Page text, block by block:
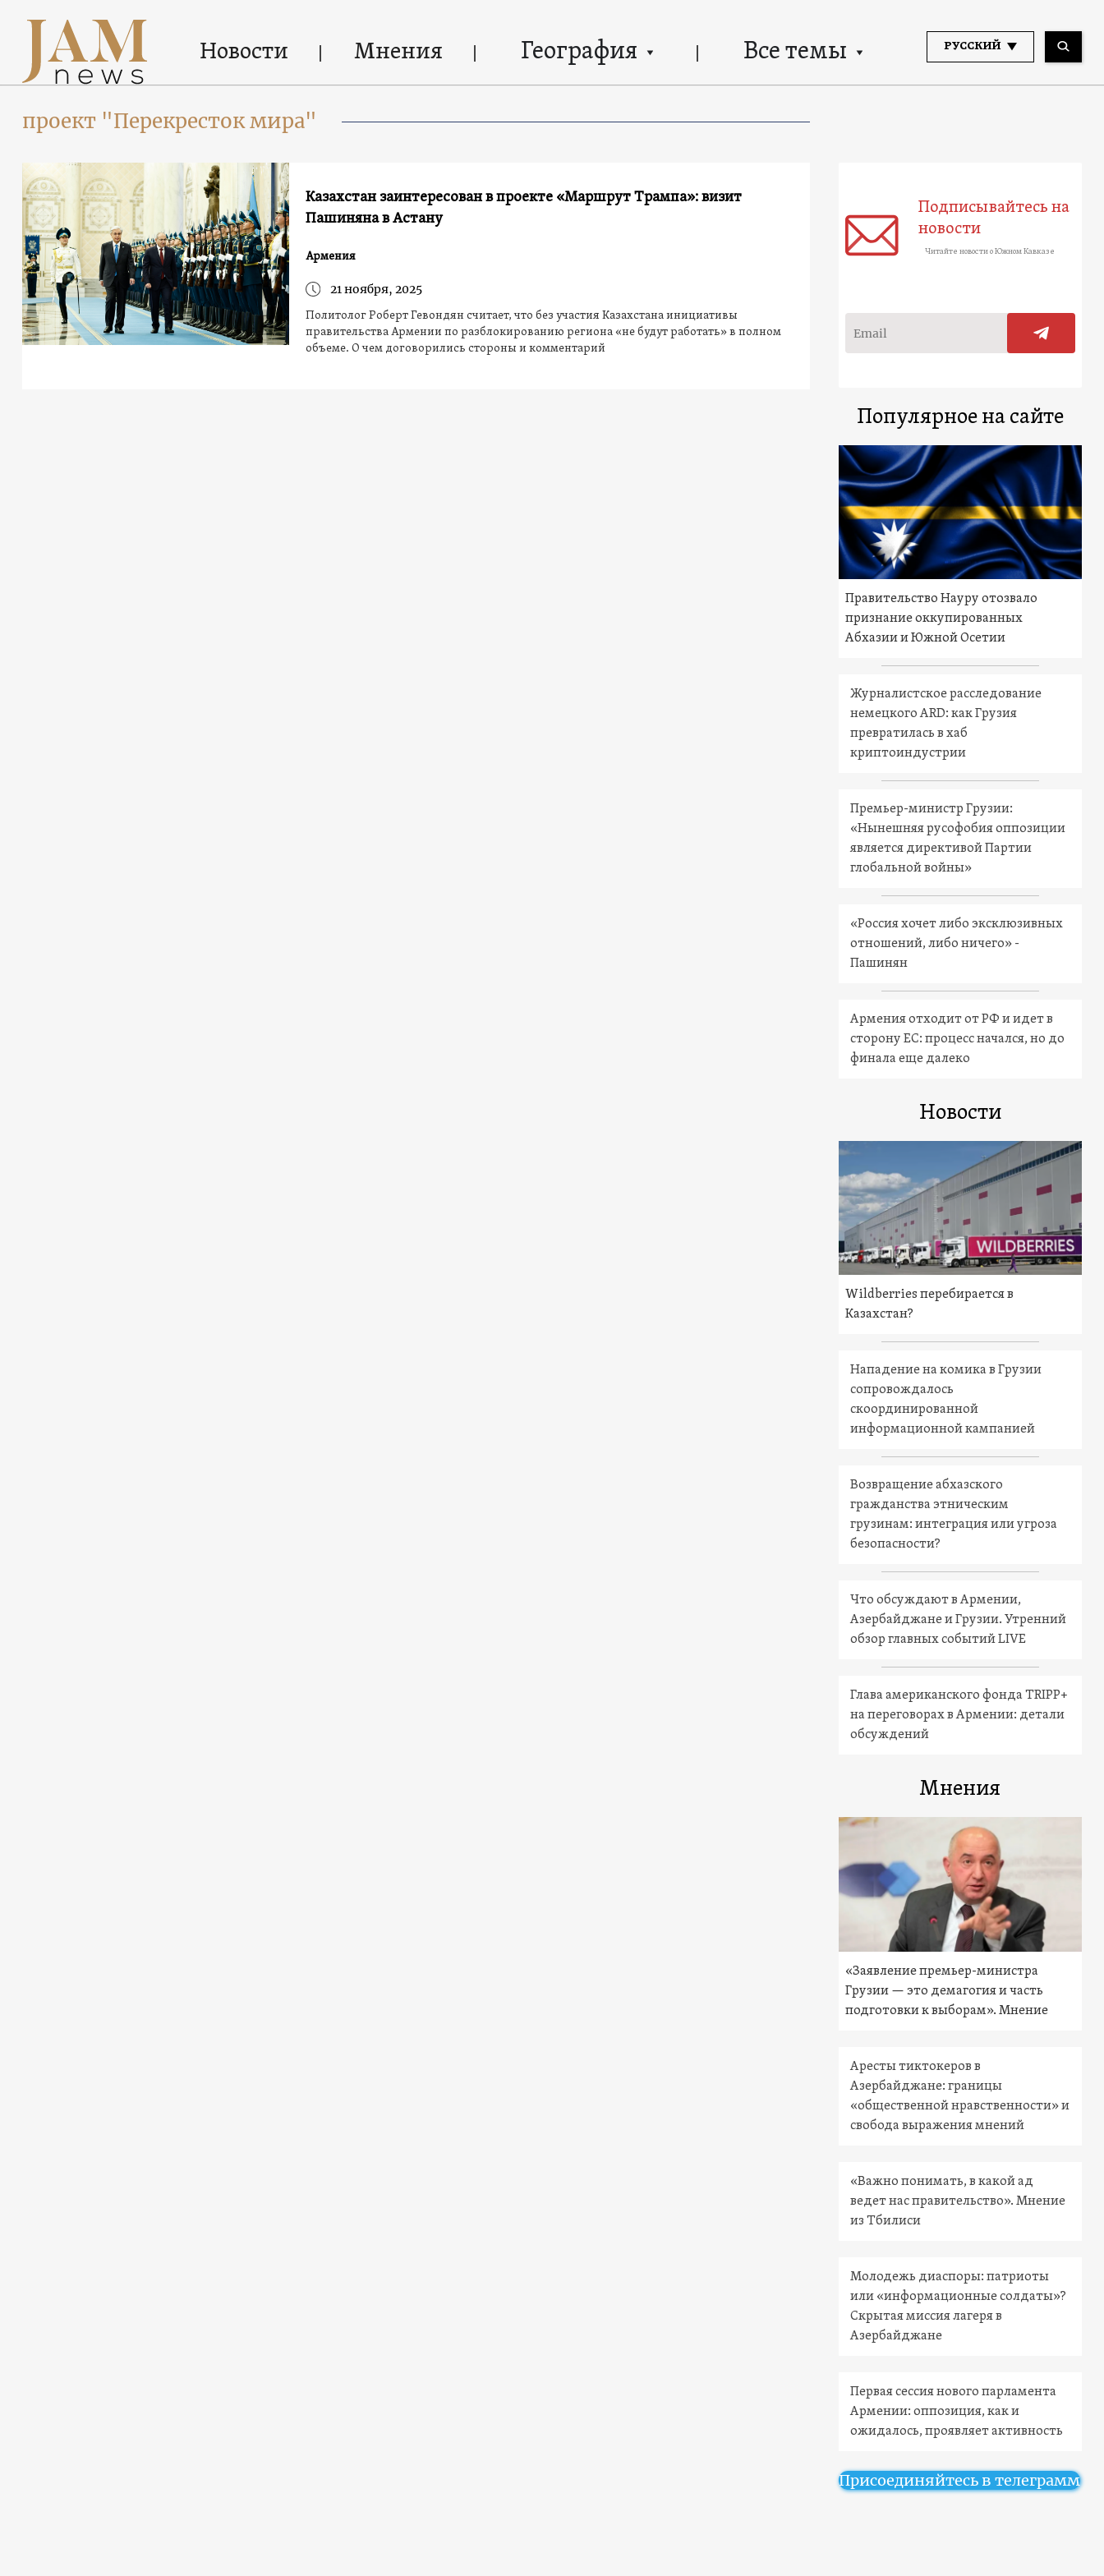
Новости Мнения География Все темы РУССКИЙ
проект "Перекресток мира"
Казахстан заинтересован в проекте «Маршрут Трампа»: визит
Пашиняна в Астану
Армения
21 ноября, 2025
Политолог Роберт Гевондян считает, что без участия Казахстана инициативы
правительства Армении по разблокированию региона «не будут работать» в полном
объеме. О чем договорились стороны и комментарий
Подписывайтесь на
новости
Читайте новости о Южном Кавказе
Популярное на сайте
Правительство Науру отозвало
признание оккупированных
Абхазии и Южной Осетии
Журналистское расследование
немецкого ARD: как Грузия
превратилась в хаб
криптоиндустрии
Премьер-министр Грузии:
«Нынешняя русофобия оппозиции
является директивой Партии
глобальной войны»
«Россия хочет либо эксклюзивных
отношений, либо ничего» -
Пашинян
Армения отходит от РФ и идет в
сторону ЕС: процесс начался, но до
финала еще далеко
Новости
Wildberries перебирается в
Казахстан?
Нападение на комика в Грузии
сопровождалось
скоординированной
информационной кампанией
Возвращение абхазского
гражданства этническим
грузинам: интеграция или угроза
безопасности?
Что обсуждают в Армении,
Азербайджане и Грузии. Утренний
обзор главных событий LIVE
Глава американского фонда TRIPP+
на переговорах в Армении: детали
обсуждений
Мнения
«Заявление премьер-министра
Грузии — это демагогия и часть
подготовки к выборам». Мнение
Аресты тиктокеров в
Азербайджане: границы
«общественной нравственности» и
свобода выражения мнений
«Важно понимать, в какой ад
ведет нас правительство». Мнение
из Тбилиси
Молодежь диаспоры: патриоты
или «информационные солдаты»?
Скрытая миссия лагеря в
Азербайджане
Первая сессия нового парламента
Армении: оппозиция, как и
ожидалось, проявляет активность
Присоединяйтесь в телеграмм